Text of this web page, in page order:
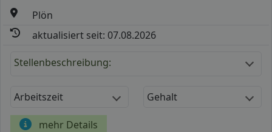
Plön
aktualisiert seit: 07.08.2026
Stellenbeschreibung:
Arbeitszeit Gehalt
mehr Details